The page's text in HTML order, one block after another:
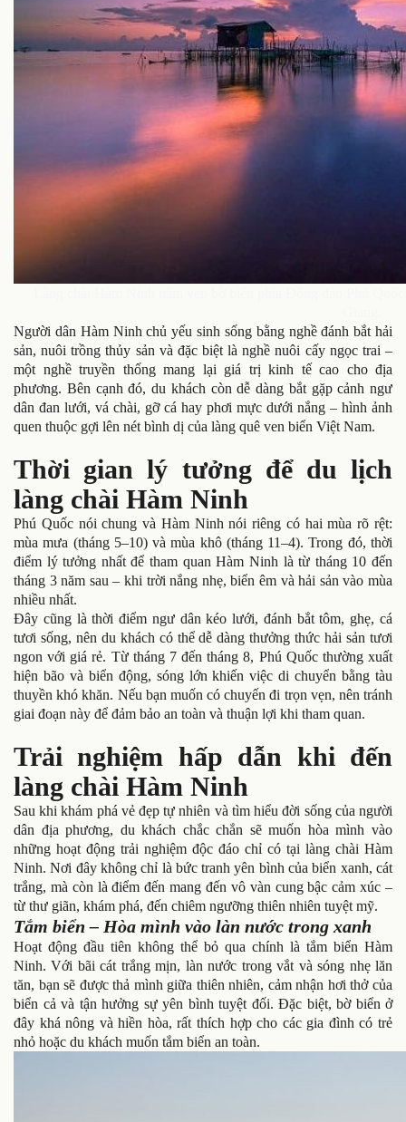
Người dân Hàm Ninh chủ yếu sinh sống bằng nghề đánh bắt hải
sản, nuôi trồng thủy sản và đặc biệt là nghề nuôi cấy ngọc trai –
một nghề truyền thống mang lại giá trị kinh tế cao cho địa
phương. Bên cạnh đó, du khách còn dễ dàng bắt gặp cảnh ngư
dân đan lưới, vá chài, gỡ cá hay phơi mực dưới nắng – hình ảnh
quen thuộc gợi lên nét bình dị của làng quê ven biển Việt Nam.
Thời gian lý tưởng để du lịch
làng chài Hàm Ninh
Phú Quốc nói chung và Hàm Ninh nói riêng có hai mùa rõ rệt:
mùa mưa (tháng 5–10) và mùa khô (tháng 11–4). Trong đó, thời
điểm lý tưởng nhất để tham quan Hàm Ninh là từ tháng 10 đến
tháng 3 năm sau – khi trời nắng nhẹ, biển êm và hải sản vào mùa
nhiều nhất.
Đây cũng là thời điểm ngư dân kéo lưới, đánh bắt tôm, ghẹ, cá
tươi sống, nên du khách có thể dễ dàng thưởng thức hải sản tươi
ngon với giá rẻ. Từ tháng 7 đến tháng 8, Phú Quốc thường xuất
hiện bão và biển động, sóng lớn khiến việc di chuyển bằng tàu
thuyền khó khăn. Nếu bạn muốn có chuyến đi trọn vẹn, nên tránh
giai đoạn này để đảm bảo an toàn và thuận lợi khi tham quan.
Trải nghiệm hấp dẫn khi đến
làng chài Hàm Ninh
Sau khi khám phá vẻ đẹp tự nhiên và tìm hiểu đời sống của người
dân địa phương, du khách chắc chắn sẽ muốn hòa mình vào
những hoạt động trải nghiệm độc đáo chỉ có tại làng chài Hàm
Ninh. Nơi đây không chỉ là bức tranh yên bình của biển xanh, cát
trắng, mà còn là điểm đến mang đến vô vàn cung bậc cảm xúc –
từ thư giãn, khám phá, đến chiêm ngưỡng thiên nhiên tuyệt mỹ.
Tắm biển – Hòa mình vào làn nước trong xanh
Hoạt động đầu tiên không thể bỏ qua chính là tắm biển Hàm
Ninh. Với bãi cát trắng mịn, làn nước trong vắt và sóng nhẹ lăn
tăn, bạn sẽ được thả mình giữa thiên nhiên, cảm nhận hơi thở của
biển cả và tận hưởng sự yên bình tuyệt đối. Đặc biệt, bờ biển ở
đây khá nông và hiền hòa, rất thích hợp cho các gia đình có trẻ
nhỏ hoặc du khách muốn tắm biển an toàn.